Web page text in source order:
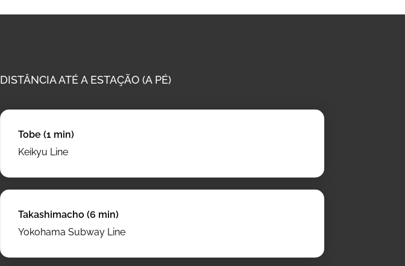
DISTÂNCIA ATÉ A ESTAÇÃO (A PÉ)
Tobe (1 min)
Keikyu Line
Takashimacho (6 min)
Yokohama Subway Line